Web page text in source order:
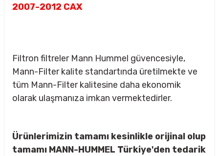
2007-2012 CAX
Filtron filtreler Mann Hummel güvencesiyle,
Mann-Filter kalite standartında üretilmekte ve
tüm Mann-Filter kalitesine daha ekonomik
olarak ulaşmanıza imkan vermektedirler.
Ürünlerimizin tamamı kesinlikle orijinal olup
tamamı MANN-HUMMEL Türkiye'den tedarik